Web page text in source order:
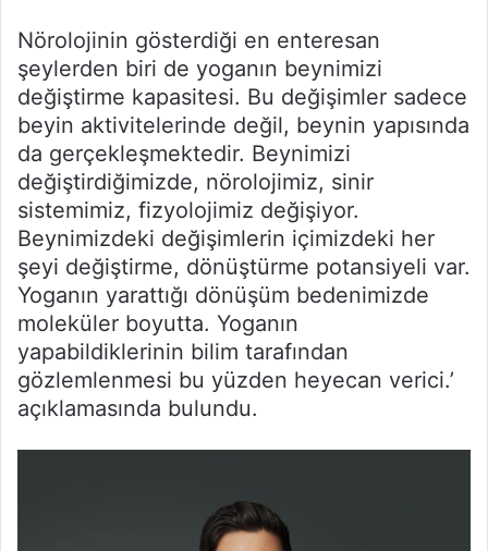
Nörolojinin gösterdiği en enteresan
şeylerden biri de yoganın beynimizi
değiştirme kapasitesi. Bu değişimler sadece
beyin aktivitelerinde değil, beynin yapısında
da gerçekleşmektedir. Beynimizi
değiştirdiğimizde, nörolojimiz, sinir
sistemimiz, fizyolojimiz değişiyor.
Beynimizdeki değişimlerin içimizdeki her
şeyi değiştirme, dönüştürme potansiyeli var.
Yoganın yarattığı dönüşüm bedenimizde
moleküler boyutta. Yoganın
yapabildiklerinin bilim tarafından
gözlemlenmesi bu yüzden heyecan verici.’
açıklamasında bulundu.